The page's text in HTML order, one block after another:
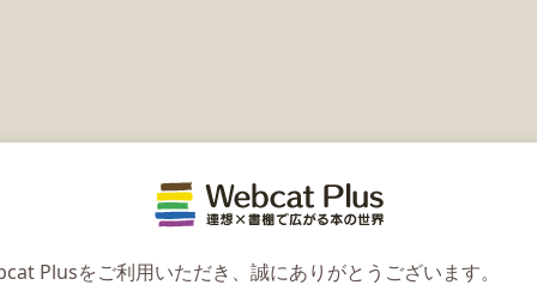
Plusをご利用いただき、誠にありがとうございます。